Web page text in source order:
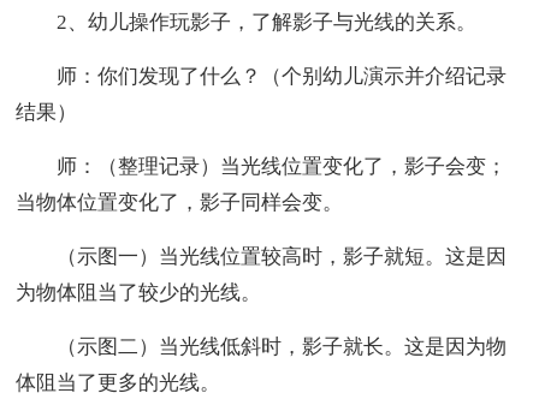
2、幼儿操作玩影子，了解影子与光线的关系。
师：你们发现了什么？（个别幼儿演示并介绍记录
结果）
师：（整理记录）当光线位置变化了，影子会变；
当物体位置变化了，影子同样会变。
（示图一）当光线位置较高时，影子就短。这是因
为物体阻当了较少的光线。
（示图二）当光线低斜时，影子就长。这是因为物
体阻当了更多的光线。